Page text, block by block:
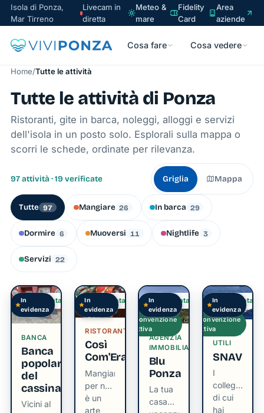
Isola di Ponza,
Mar Tirreno
Livecam in
diretta
Meteo &
mare
Fidelity
Card
Area
aziende
Cosa fare Cosa vedere
Home/Tutte le attività
Tutte le attività di Ponza
Ristoranti, gite in barca, noleggi, alloggi e servizi
dell'isola in un posto solo. Esplorali sulla mappa o
scorri le schede, ordinate per rilevanza.
97 attività · 19 verificate Griglia Mappa
Tutte 97 Mangiare 26 In barca 29
Dormire 6 Muoversi 11 Nightlife 3
Servizi 22
BANCA
Banca
popolare
del
cassinate
Vicini al
Verificata
In
evidenza
RISTORANTE
Così
Com'Era
Mangiare
per noi
è un
arte
Verificata
In
evidenza
AGENZIA
IMMOBILIARE
Blu
Ponza
La tua
casa
Verificata
Convenzione
attiva
In
evidenza
SERVIZI
UTILI
SNAV
I
collegamenti
di cui
hai
Verificata
Convenzione
attiva
In
evidenza